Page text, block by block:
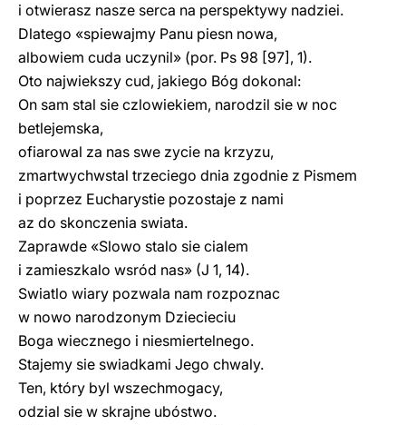
i otwierasz nasze serca na perspektywy nadziei.
Dlatego «spiewajmy Panu piesn nowa,
albowiem cuda uczynil» (por. Ps 98 [97], 1).
Oto najwiekszy cud, jakiego Bóg dokonal:
On sam stal sie czlowiekiem, narodzil sie w noc
betlejemska,
ofiarowal za nas swe zycie na krzyzu,
zmartwychwstal trzeciego dnia zgodnie z Pismem
i poprzez Eucharystie pozostaje z nami
az do skonczenia swiata.
Zaprawde «Slowo stalo sie cialem
i zamieszkalo wsród nas» (J 1, 14).
Swiatlo wiary pozwala nam rozpoznac
w nowo narodzonym Dziecieciu
Boga wiecznego i niesmiertelnego.
Stajemy sie swiadkami Jego chwaly.
Ten, który byl wszechmogacy,
odzial sie w skrajne ubóstwo.